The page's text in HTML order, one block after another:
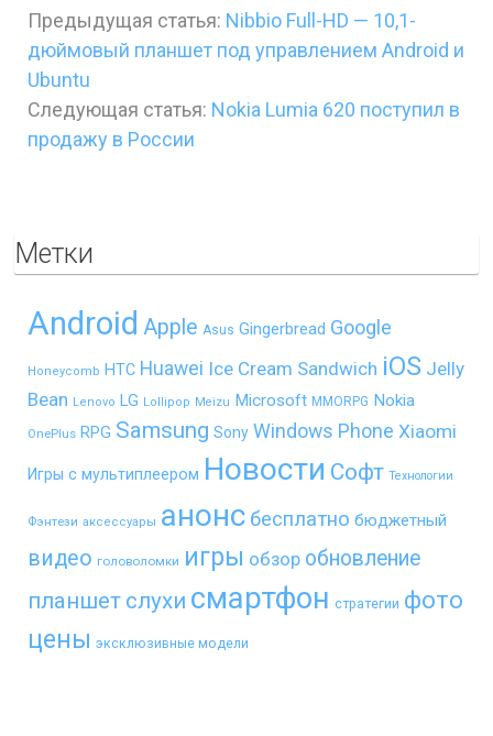
Предыдущая статья: Nibbio Full-HD — 10,1-
дюймовый планшет под управлением Android и
Ubuntu
Следующая статья: Nokia Lumia 620 поступил в
продажу в России
Метки
Android Apple Asus Gingerbread Google
Honeycomb HTC Huawei Ice Cream Sandwich iOS Jelly
Bean Lenovo LG Lollipop Meizu Microsoft MMORPG Nokia
OnePlus RPG Samsung Sony Windows Phone Xiaomi
Игры с мультиплеером Новости Софт Технологии
Фэнтези аксессуары анонс бесплатно бюджетный
видео головоломки игры обзор обновление
планшет слухи смартфон стратегии фото
цены эксклюзивные модели